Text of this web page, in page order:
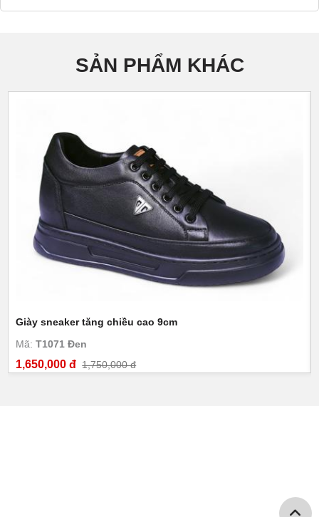
SẢN PHẨM KHÁC
Giày sneaker tăng chiều cao 9cm
Mã:T1071 Đen
1,650,000 đ 1,750,000 đ